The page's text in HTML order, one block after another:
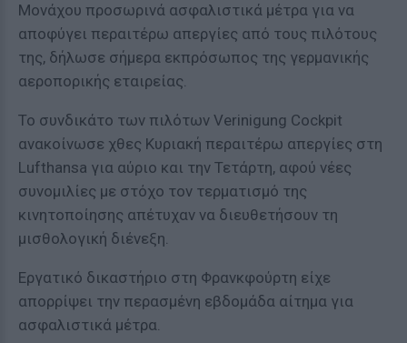
Μονάχου προσωρινά ασφαλιστικά μέτρα για να
αποφύγει περαιτέρω απεργίες από τους πιλότους
της, δήλωσε σήμερα εκπρόσωπος της γερμανικής
αεροπορικής εταιρείας.
Το συνδικάτο των πιλότων Verinigung Cockpit
ανακοίνωσε χθες Κυριακή περαιτέρω απεργίες στη
Lufthansa για αύριο και την Τετάρτη, αφού νέες
συνομιλίες με στόχο τον τερματισμό της
κινητοποίησης απέτυχαν να διευθετήσουν τη
μισθολογική διένεξη.
Εργατικό δικαστήριο στη Φρανκφούρτη είχε
απορρίψει την περασμένη εβδομάδα αίτημα για
ασφαλιστικά μέτρα.